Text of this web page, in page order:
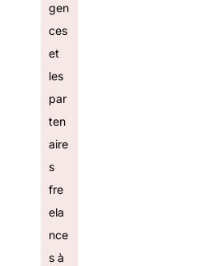
gen
ces
et
les
par
ten
aire
s
fre
ela
nce
s à